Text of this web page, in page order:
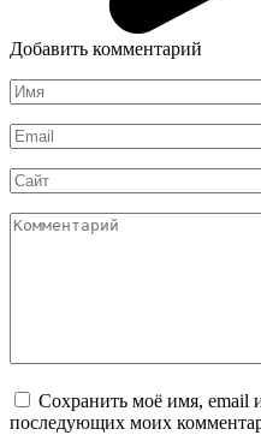
Добавить комментарий
Имя
*
Email
*
Сайт
Комментарий
Сохранить моё имя, email
последующих моих